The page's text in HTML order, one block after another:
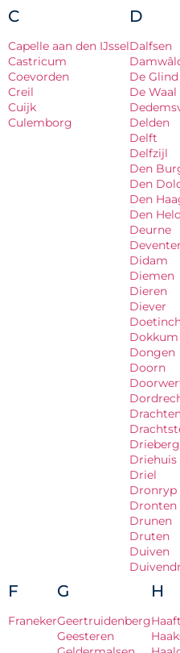
C
Capelle aan den IJssel
Castricum
Coevorden
Creil
Cuijk
Culemborg
D
Dalfsen
De Glind
De Waal
Delden
Delft
Delfzijl
Den
Den
Den
Den
Deurne
Deventer
Didam
Diemen
Dieren
Diever
Dokkum
Dongen
Doorn
Driehuis
Driel
Dronryp
Dronten
Drunen
Druten
Duiven
F
Franeker
G
Geertruidenberg
Geesteren
H